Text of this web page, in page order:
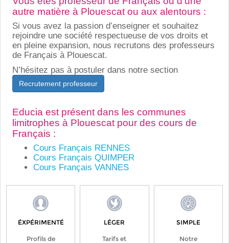
autre matière à Plouescat ou aux alentours :
Si vous avez la passion d’enseigner et souhaitez
rejoindre une société respectueuse de vos droits et
en pleine expansion, nous recrutons des professeurs
de Français à Plouescat.
N’hésitez pas à postuler dans notre section
Recrutement professeur
Educia est présent dans les communes
limitrophes à Plouescat pour des cours de
Français :
Cours Français RENNES
Cours Français QUIMPER
Cours Français VANNES
ÉXPÉRIMENTÉ
Profils de
LÉGER
Tarifs et
SIMPLE
Notre